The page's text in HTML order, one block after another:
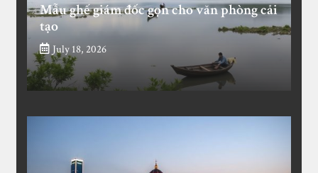
Mẫu ghế giám đốc gọn cho văn phòng cải
tạo
July 18, 2026